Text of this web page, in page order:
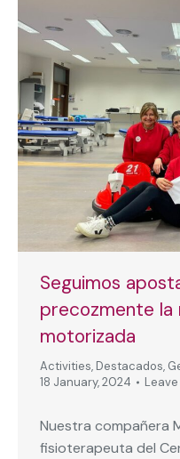
Seguimos
precozmente la
motorizada
Activities, Destacados,
18 January, 2024
Nuestra compañera
fisioterapeuta del